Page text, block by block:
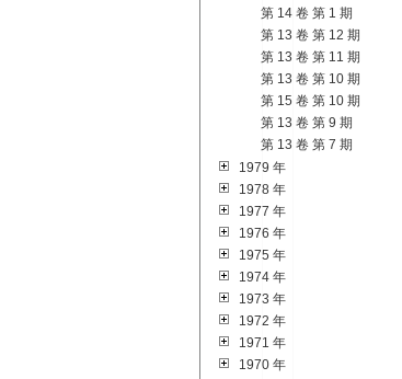
第 14 卷 第 1 期
第 13 卷 第 12 期
第 13 卷 第 11 期
第 13 卷 第 10 期
第 15 卷 第 10 期
第 13 卷 第 9 期
第 13 卷 第 7 期
1979 年
1978 年
1977 年
1976 年
1975 年
1974 年
1973 年
1972 年
1971 年
1970 年